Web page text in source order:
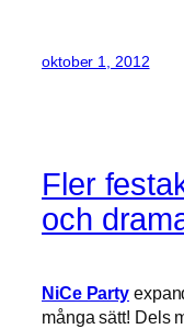
oktober 1, 2012
Fler
och
NiCe Party
många sätt! Dels